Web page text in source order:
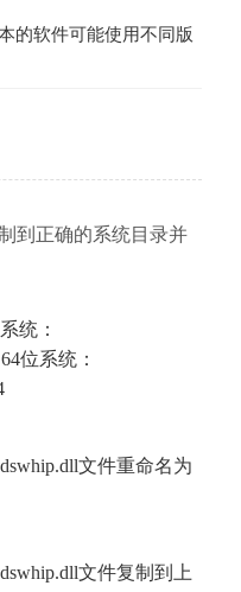
的软件可能使用不同版
到正确的系统目录并
统：
位系统：
文件重命名为
文件复制到上